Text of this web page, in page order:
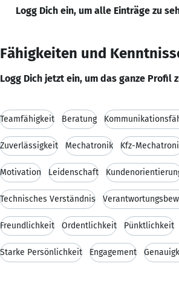
Logg Dich ein, um alle Einträge zu
Fähigkeiten und
Logg Dich jetzt ein, um das ganze Profil
Teamfähigkeit Beratung
Zuverlässigkeit Mechatronik Kfz-
Motivation Leidenschaft
Technisches Verständnis
Freundlichkeit Ordentlichkeit Pünktlichkeit
Starke Persönlichkeit Engagement